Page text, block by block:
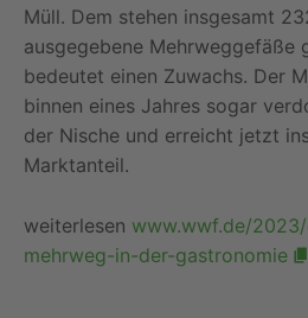
Müll. Dem stehen insgesamt
ausgegebene Mehrweggefäße
bedeutet einen Zuwachs. Der
binnen eines Jahres sogar
der Nische und erreicht jetzt
Marktanteil.
weiterlesen www.wwf.de/
mehrweg-in-der-gastronomie